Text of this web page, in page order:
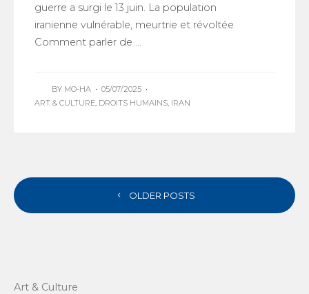
guerre a surgi le 13 juin. La population
iranienne vulnérable, meurtrie et révoltée
Comment parler de ...
BY MO-HA • 05/07/2025 •
ART & CULTURE DROITS HUMAINS IRAN
POSTS
OLDER POSTS
Art & Culture